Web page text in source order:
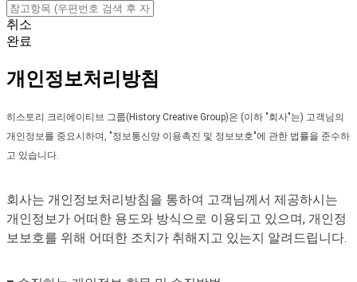
취소
완료
개인정보처리방침
히스토리 크리에이티브 그룹(History Creative Group)은 (이하 "회사"는) 고객님의
개인정보를 중요시하며, "정보통신망 이용촉진 및 정보보호"에 관한 법률을 준수하
고 있습니다.
회사는 개인정보처리방침을 통하여 고객님께서 제공하시는
개인정보가 어떠한 용도와 방식으로 이용되고 있으며, 개인정
보보호를 위해 어떠한 조치가 취해지고 있는지 알려드립니다.